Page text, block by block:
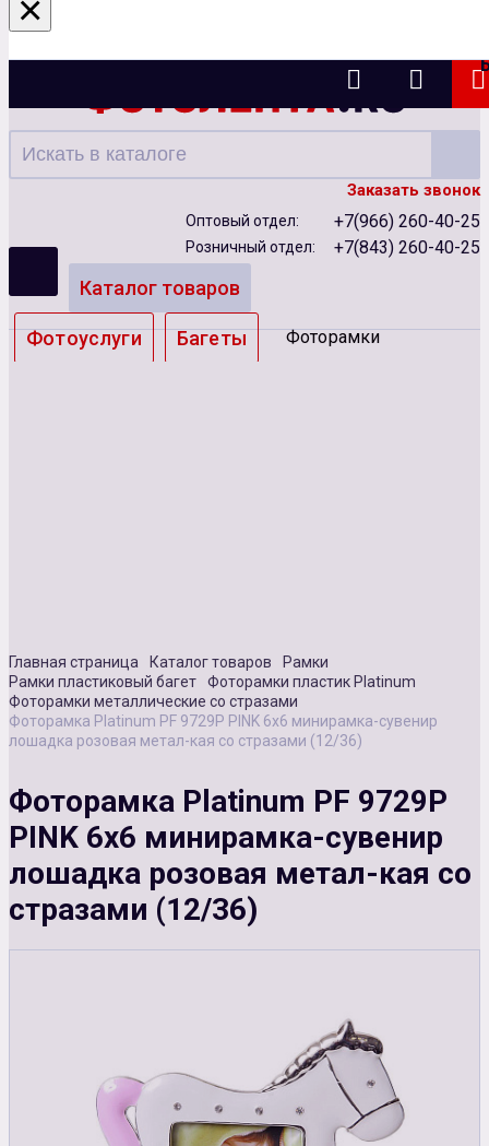
Казань
Заказать звонок
Оптовый отдел: +7(966) 260-40-25
Розничный отдел: +7(843) 260-40-25
Каталог товаров
Фотоуслуги Багеты Фоторамки
Главная страница Каталог товаров
Рамки
Рамки пластиковый багет
Фоторамки пластик Platinum
Фоторамки металлические со стразами
Фоторамка Platinum PF 9729Р PINK 6х6 минирамка-сувенир
лошадка розовая метал-кая со стразами (12/36)
Фоторамка Platinum PF 9729Р
PINK 6х6 минирамка-сувенир
лошадка розовая метал-кая со
стразами (12/36)
×